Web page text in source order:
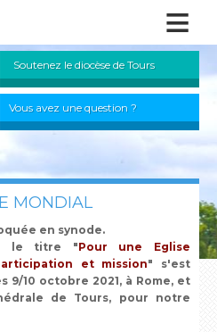
≡
Soutenez le diocèse de Tours
Vous avez une question ?
MONDIAL
en synode.
le titre "Pour une Eglise
et mission" s'est
10 octobre 2021, à Rome, et
de Tours, pour notre